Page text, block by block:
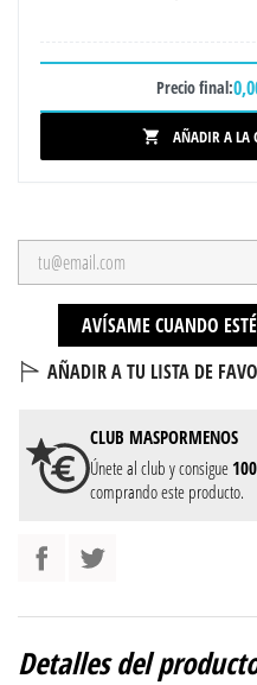
Precio final:
 AÑADIR A LA
AVÍSAME CUANDO
AÑADIR A TU LISTA DE
CLUB MASPORMENOS
Únete al club y consigue 100
comprando este producto.
Detalles del